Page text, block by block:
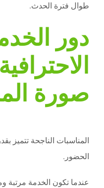
طوال فترة الحدث.
دور
صورة
المناسبات الناجحة تتميز
الحضور.
عندما تكون الخدمة مرتبة